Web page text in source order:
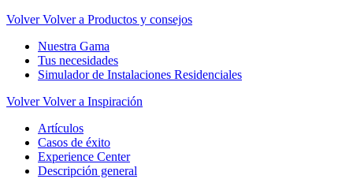
Volver Volver a Productos y consejos
Nuestra Gama
Tus necesidades
Simulador de Instalaciones Residenciales
Volver Volver a Inspiración
Artículos
Casos de éxito
Experience Center
Descripción general